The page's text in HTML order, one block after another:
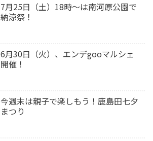
7月25日（土）18時〜は南河原公園で
納涼祭！
6月30日（火）、エンデgooマルシェ
開催！
今週末は⁡親子で楽しもう！鹿島田七夕
まつり